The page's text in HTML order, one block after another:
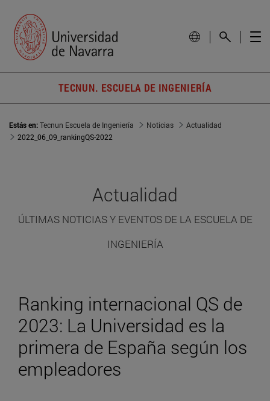
TECNUN. ESCUELA DE INGENIERÍA
Estás en:Tecnun Escuela de Ingeniería Noticias
Actualidad
2022_06_09_rankingQS-2022
Actualidad
ÚLTIMAS NOTICIAS Y EVENTOS DE LA ESCUELA DE
INGENIERÍA
Ranking internacional QS de
2023: La Universidad es la
primera de España según los
empleadores